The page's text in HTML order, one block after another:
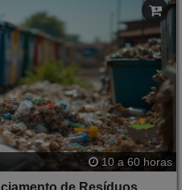
10 a 30 horas
do Transporte
Curso Gratuito
MATRICULAR